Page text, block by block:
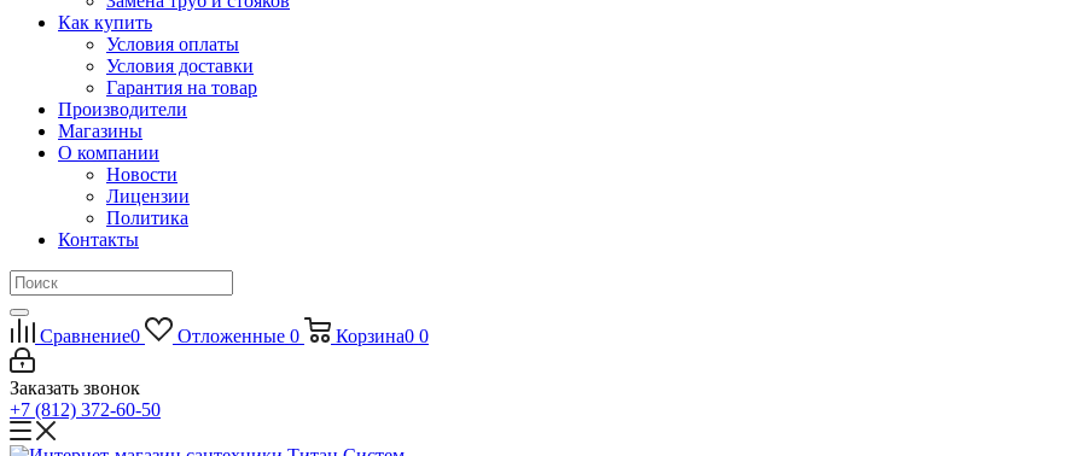
Как купить
Условия оплаты
Условия доставки
Гарантия на товар
Производители
Магазины
О компании
Новости
Лицензии
Политика
Контакты
Сравнение0 Отложенные 0 Корзина0 0
Заказать звонок
+7 (812) 372-60-50